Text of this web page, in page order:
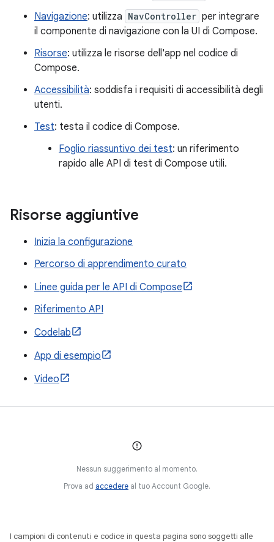
Navigazione: utilizza NavController per integrare
il componente di navigazione con la UI di Compose.
Risorse: utilizza le risorse dell'app nel codice di
Compose.
Accessibilità: soddisfa i requisiti di accessibilità degli
utenti.
Test: testa il codice di Compose.
Foglio riassuntivo dei test: un riferimento
rapido alle API di test di Compose utili.
Risorse aggiuntive
Inizia la configurazione
Percorso di apprendimento curato
Linee guida per le API di Compose
Riferimento API
Codelab
App di esempio
Video
Nessun suggerimento al momento.
Prova ad accedere al tuo Account Google.
I campioni di contenuti e codice in questa pagina sono soggetti alle